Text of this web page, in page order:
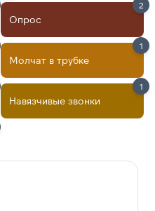
Опрос
2
Молчат в трубке
1
Навязчивые звонки
1